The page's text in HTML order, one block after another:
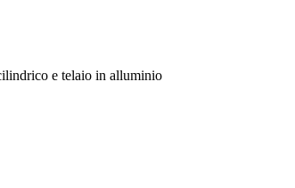
e telaio in alluminio